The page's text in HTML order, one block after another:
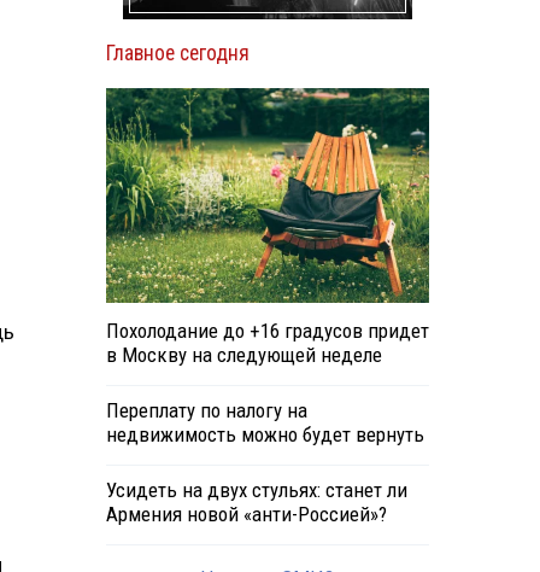
Главное сегодня
Похолодание до +16 градусов придет
в Москву на следующей неделе
Переплату по налогу на
недвижимость можно будет вернуть
Усидеть на двух стульях: станет ли
Армения новой «анти-Россией»?